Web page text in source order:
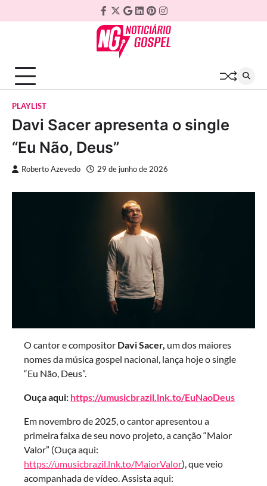
to
Facebook
Twitter
Google
Plus
Linkedin
Pinterest
Instagram
PLAYLIST
Davi Sacer apresenta o single
“Eu Não, Deus”
Roberto Azevedo 29 de junho de 2026
O cantor e compositor Davi Sacer, um dos maiores
nomes da música gospel nacional, lança hoje o single
“Eu Não, Deus”.
Ouça aqui: https://umusicbrazil.lnk.to/EuNaoDeus
Em novembro de 2025, o cantor apresentou a
primeira faixa de seu novo projeto, a canção “Maior
Valor” (Ouça aqui:
https://umusicbrazil.lnk.to/MaiorValor), que veio
acompanhada de vídeo. Assista aqui: